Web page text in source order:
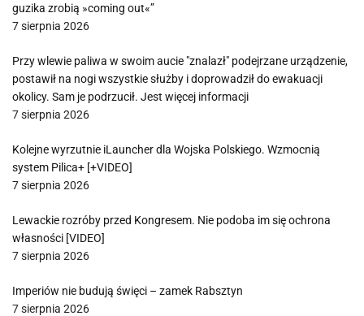
guzika zrobią »coming out«”
7 sierpnia 2026
Przy wlewie paliwa w swoim aucie "znalazł" podejrzane urządzenie,
postawił na nogi wszystkie służby i doprowadził do ewakuacji
okolicy. Sam je podrzucił. Jest więcej informacji
7 sierpnia 2026
Kolejne wyrzutnie iLauncher dla Wojska Polskiego. Wzmocnią
system Pilica+ [+VIDEO]
7 sierpnia 2026
Lewackie rozróby przed Kongresem. Nie podoba im się ochrona
własności [VIDEO]
7 sierpnia 2026
Imperiów nie budują święci – zamek Rabsztyn
7 sierpnia 2026